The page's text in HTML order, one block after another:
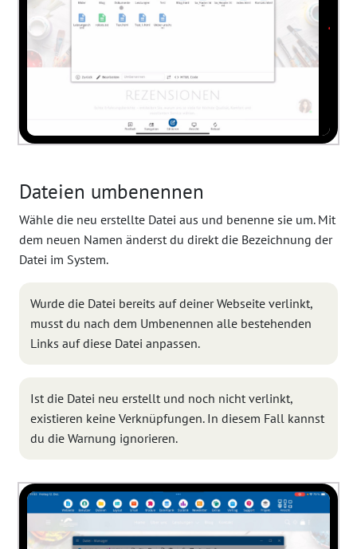
Dateien umbenennen
Wähle die neu erstellte Datei aus und benenne sie um. Mit
dem neuen Namen änderst du direkt die Bezeichnung der
Datei im System.
Wurde die Datei bereits auf deiner Webseite verlinkt,
musst du nach dem Umbenennen alle bestehenden
Links auf diese Datei anpassen.
Ist die Datei neu erstellt und noch nicht verlinkt,
existieren keine Verknüpfungen. In diesem Fall kannst
du die Warnung ignorieren.